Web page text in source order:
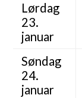
Lørdag
23.
januar
Søndag
24.
januar